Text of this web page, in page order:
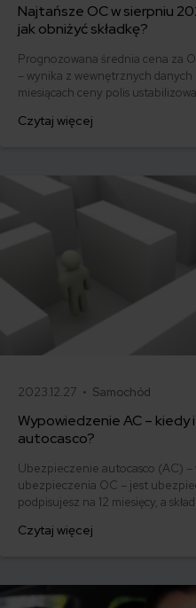
Najtańsze OC w sierpniu
jak obniżyć składkę?
Prognozowana średnia cena za
– wynika z wewnętrznych
miesiącach ceny polis
500 zł, inni – powyżej 1500 zł.
Czytaj więcej
2023.12.27 • Samochód
Wypowiedzenie AC – kiedy
autocasco?
Ubezpieczenie autocasco (AC) –
ubezpieczenia OC – jest
podpisujesz na 12 miesięcy, a
ofertę lub zdecydowałeś się
Czytaj więcej